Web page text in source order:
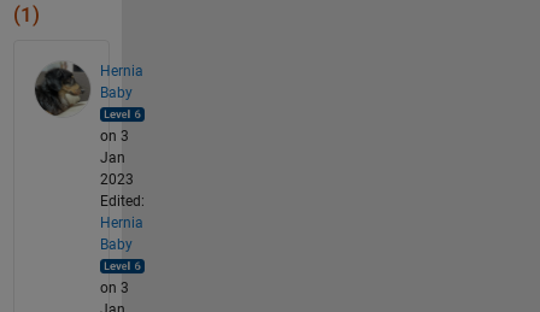
(1)
Hernia
Baby
on 3
Jan
2023
Edited:
Hernia
Baby
on 3